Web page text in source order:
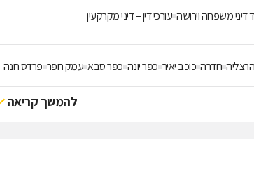
דיני משפחה וירושה עורכי דין – דיני מקרקעין
הרצליה חדרה כוכב יאיר כפר יונה כפר סבא עמק חפר פרדס
להמשך קריאה